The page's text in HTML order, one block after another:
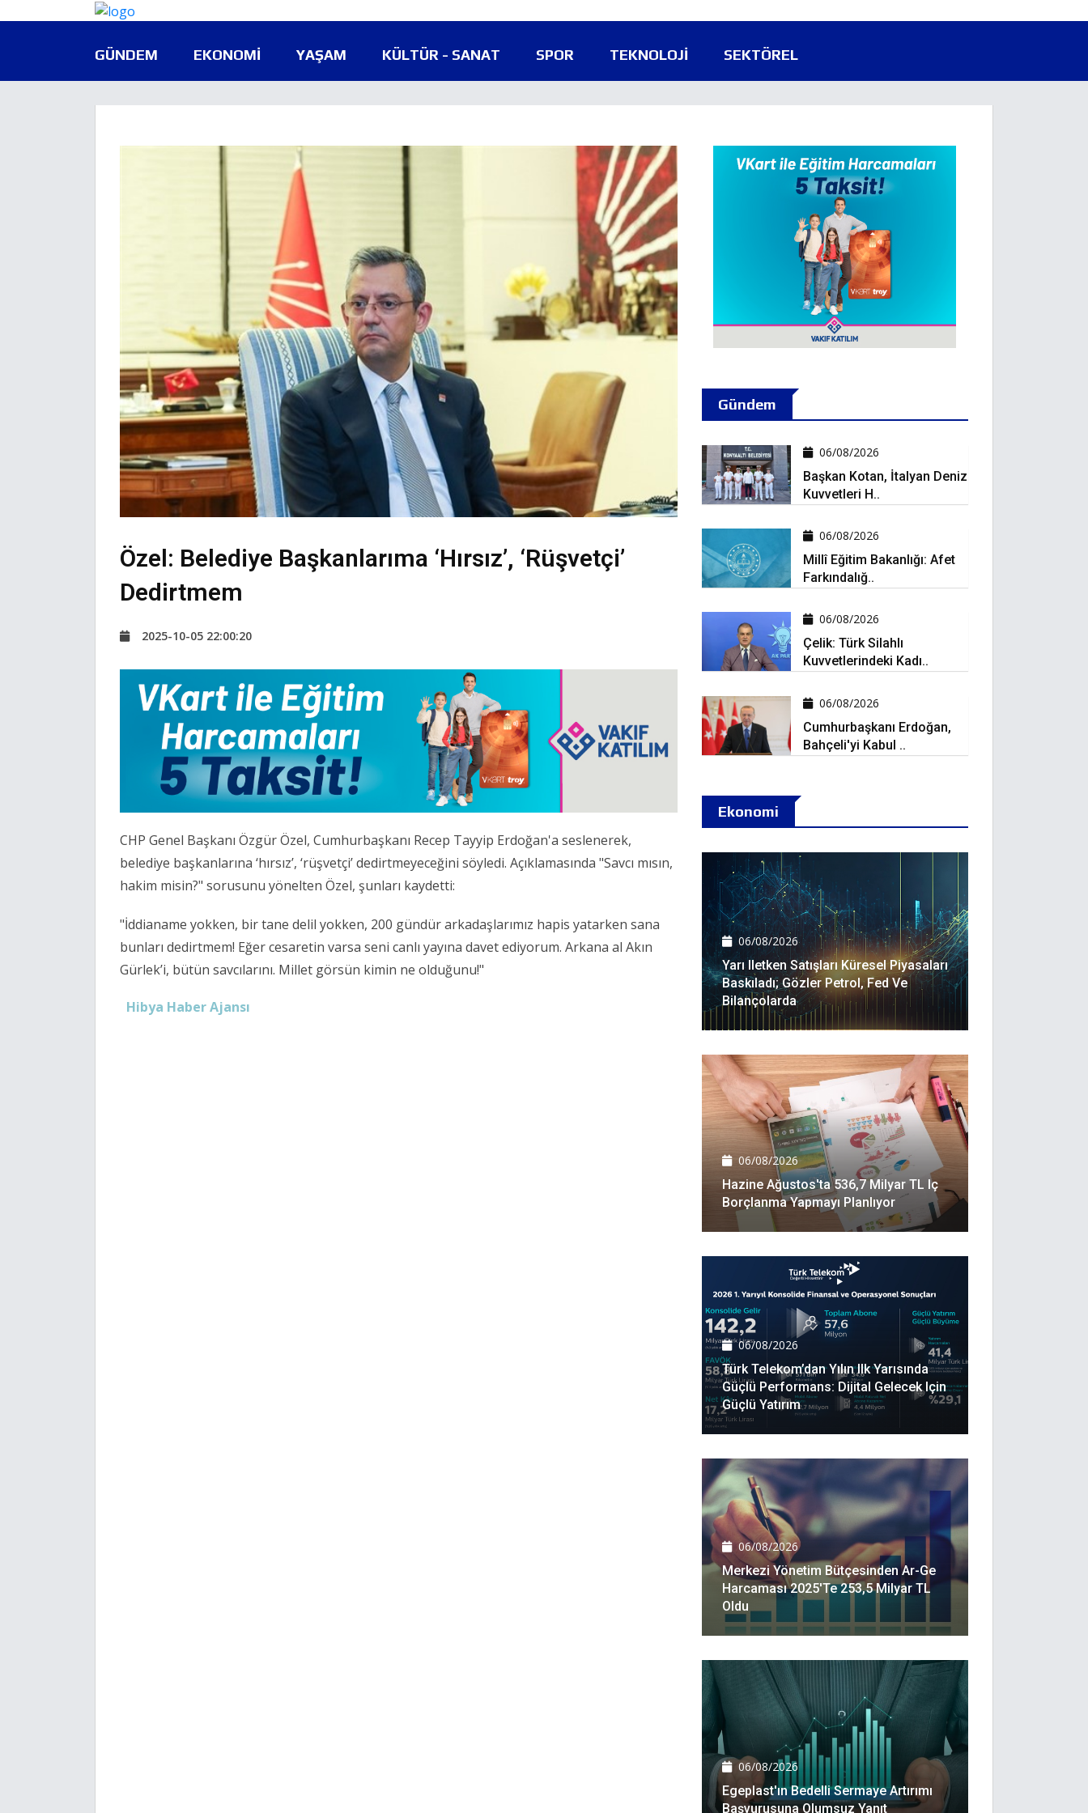
GÜNDEM EKONOMI YAŞAM KÜLTÜR - SANAT SPOR TEKNOLOJI SEKTÖREL
Özel: Belediye Başkanlarıma ‘hırsız’, ‘rüşvetçi’
Dedirtmem
2025-10-05 22:00:20
CHP Genel Başkanı Özgür Özel, Cumhurbaşkanı Recep Tayyip Erdoğan'a seslenerek,
belediye başkanlarına ‘hırsız’, ‘rüşvetçi’ dedirtmeyeceğini söyledi. Açıklamasında "Savcı mısın,
hakim misin?" sorusunu yönelten Özel, şunları kaydetti:
"İddianame yokken, bir tane delil yokken, 200 gündür arkadaşlarımız hapis yatarken sana
bunları dedirtmem! Eğer cesaretin varsa seni canlı yayına davet ediyorum. Arkana al Akın
Gürlek’i, bütün savcılarını. Millet görsün kimin ne olduğunu!"
Hibya Haber Ajansı
Gündem
06/08/2026
Başkan Kotan, İtalyan Deniz
Kuvvetleri H..
06/08/2026
Millî Eğitim Bakanlığı: Afet
Farkındalığ..
06/08/2026
Çelik: Türk Silahlı
Kuvvetlerindeki Kadı..
06/08/2026
Cumhurbaşkanı Erdoğan,
Bahçeli'yi Kabul ..
Ekonomi
06/08/2026
Yarı Iletken Satışları Küresel Piyasaları
Baskıladı; Gözler Petrol, Fed Ve
Bilançolarda
06/08/2026
Hazine Ağustos'ta 536,7 Milyar TL Iç
Borçlanma Yapmayı Planlıyor
06/08/2026
Türk Telekom’dan Yılın Ilk Yarısında
Güçlü Performans: Dijital Gelecek Için
Güçlü Yatırım
06/08/2026
Merkezi Yönetim Bütçesinden Ar-Ge
Harcaması 2025'te 253,5 Milyar TL
Oldu
06/08/2026
Egeplast'ın Bedelli Sermaye Artırımı
Başvurusuna Olumsuz Yanıt